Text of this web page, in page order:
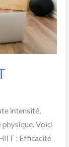
intensité,
Voici
: Efficacité